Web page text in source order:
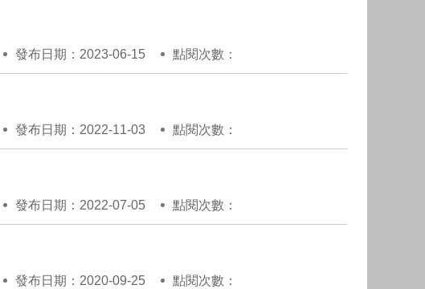
發布日期：2023-06-15 點閱次數：
發布日期：2022-11-03 點閱次數：
發布日期：2022-07-05 點閱次數：
發布日期：2020-09-25 點閱次數：